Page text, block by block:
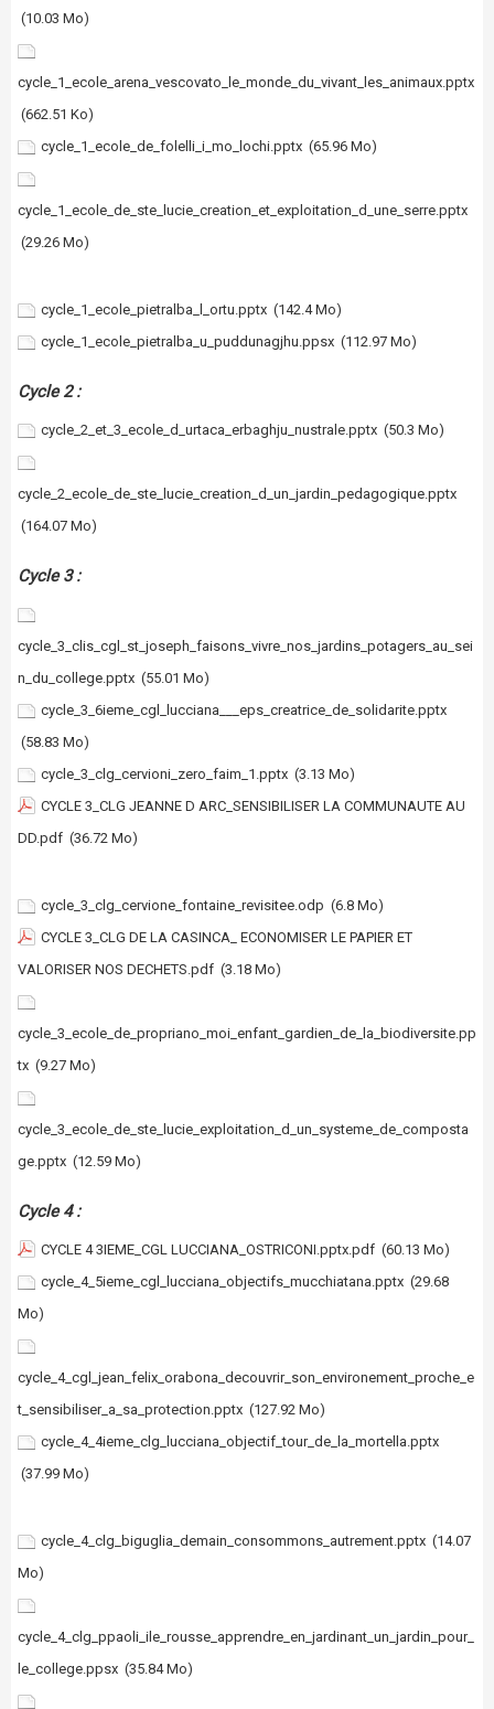
(10.03 Mo)
cycle_1_ecole_arena_vescovato_le_monde_du_vivant_les_animaux.pptx
(662.51 Ko)
cycle_1_ecole_de_folelli_i_mo_lochi.pptx (65.96 Mo)
cycle_1_ecole_de_ste_lucie_creation_et_exploitation_d_une_serre.pptx
(29.26 Mo)
cycle_1_ecole_pietralba_l_ortu.pptx (142.4 Mo)
cycle_1_ecole_pietralba_u_puddunagjhu.ppsx (112.97 Mo)
Cycle 2 :
cycle_2_et_3_ecole_d_urtaca_erbaghju_nustrale.pptx (50.3 Mo)
cycle_2_ecole_de_ste_lucie_creation_d_un_jardin_pedagogique.pptx
(164.07 Mo)
Cycle 3 :
cycle_3_clis_cgl_st_joseph_faisons_vivre_nos_jardins_potagers_au_sei
n_du_college.pptx (55.01 Mo)
cycle_3_6ieme_cgl_lucciana___eps_creatrice_de_solidarite.pptx
(58.83 Mo)
cycle_3_clg_cervioni_zero_faim_1.pptx (3.13 Mo)
CYCLE 3_CLG JEANNE D ARC_SENSIBILISER LA COMMUNAUTE AU
DD.pdf (36.72 Mo)
cycle_3_clg_cervione_fontaine_revisitee.odp (6.8 Mo)
CYCLE 3_CLG DE LA CASINCA_ ECONOMISER LE PAPIER ET
VALORISER NOS DECHETS.pdf (3.18 Mo)
cycle_3_ecole_de_propriano_moi_enfant_gardien_de_la_biodiversite.pp
tx (9.27 Mo)
cycle_3_ecole_de_ste_lucie_exploitation_d_un_systeme_de_composta
ge.pptx (12.59 Mo)
Cycle 4 :
CYCLE 4 3IEME_CGL LUCCIANA_OSTRICONI.pptx.pdf (60.13 Mo)
cycle_4_5ieme_cgl_lucciana_objectifs_mucchiatana.pptx (29.68
Mo)
cycle_4_cgl_jean_felix_orabona_decouvrir_son_environement_proche_e
t_sensibiliser_a_sa_protection.pptx (127.92 Mo)
cycle_4_4ieme_clg_lucciana_objectif_tour_de_la_mortella.pptx
(37.99 Mo)
cycle_4_clg_biguglia_demain_consommons_autrement.pptx (14.07
Mo)
cycle_4_clg_ppaoli_ile_rousse_apprendre_en_jardinant_un_jardin_pour_
le_college.ppsx (35.84 Mo)